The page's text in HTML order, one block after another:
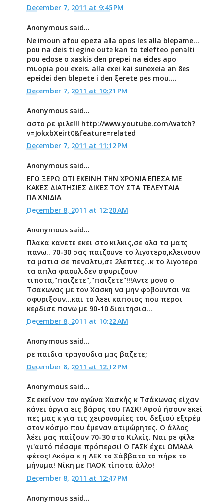
December 7, 2011 at 9:45 PM
Anonymous said...
Ne imoun afou epeza alla opos les alla blepame...
pou na deis ti egine oute kan to telefteo penalti
pou edose o xaskis den prepei na eides apo
muopia pou exeis. alla exei kai sunexeia an 8es
epeidei den blepete i den ξerete pes mou....
December 7, 2011 at 10:21 PM
Anonymous said...
αστο ρε φιλε!!! http://www.youtube.com/watch?
v=JokxbXeirt0&feature=related
December 7, 2011 at 11:12 PM
Anonymous said...
ΕΓΩ ΞΕΡΩ ΟΤΙ ΕΚΕΙΝΗ ΤΗΝ ΧΡΟΝΙΑ ΕΠΕΣΑ ΜΕ
ΚΑΚΕΣ ΔΙΑΤΗΣΙΕΣ ΔΙΚΕΣ ΤΟΥ ΣΤΑ ΤΕΛΕΥΤΑΙΑ
ΠΑΙΧΝΙΔΙΑ
December 8, 2011 at 12:20 AM
Anonymous said...
Πλακα κανετε εκει στο κιλκις,σε ολα τα ματς
πανω.. 70-30 σας παιζουνε το λιγοτερο,κλεινουν
τα ματια σε πεναλτυ,σε 2λεπτες...κ το λιγοτερο
τα απλα φαουλ,δεν σφυριζουν
τιποτα,"παιζετε","παιζετε"!!!Αντε μονο ο
Τσακωνας με τον Χασκη να μην φοβουνται να
σφυριξουν...και το λεει καποιος που περσι
κερδισε πανω με 90-10 διαιτησια...
December 8, 2011 at 10:22 AM
Anonymous said...
ρε παιδια τραγουδια μας βαζετε;
December 8, 2011 at 12:12 PM
Anonymous said...
Σε εκείνον τον αγώνα Χασκής κ Τσάκωνας είχαν
κάνει όργια εις βάρος του ΓΑΣΚ! Αφού ήσουν εκεί
πες μας κ για τις χειρονομίες του δεξιού εξτρέμ
στον κόσμο που έμεναν ατιμώρητες. Ο άλλος
λέει μας παίζουν 70-30 στο Κιλκίς. Ναι ρε φίλε
γι'αυτό πέσαμε πρόπερσι! Ο ΓΑΣΚ έχει ΟΜΑΔΑ
φέτος! Ακόμα κ η ΑΕΚ το Σάββατο το πήρε το
μήνυμα! Νίκη με ΠΑΟΚ τίποτα άλλο!
December 8, 2011 at 12:47 PM
Anonymous said...